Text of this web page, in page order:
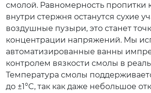
смолой. Равномерность пропитки
внутри стержня останутся сухие
воздушные пузыри, это станет
концентрации напряжений. Мы
автоматизированные ванны
контролем вязкости смолы в
Температура смолы
до ±1°C, так как даже небольшое